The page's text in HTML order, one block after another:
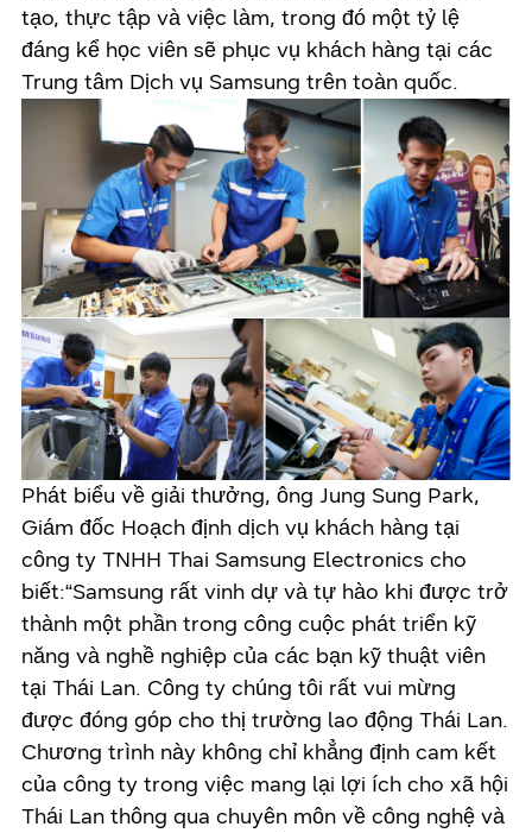
tạo, thực tập và việc làm, trong đó một tỷ lệ
đáng kể học viên sẽ phục vụ khách hàng tại các
Trung tâm Dịch vụ Samsung trên toàn quốc.
Phát biểu về giải thưởng, ông Jung Sung Park,
Giám đốc Hoạch định dịch vụ khách hàng tại
công ty TNHH Thai Samsung Electronics cho
biết:“Samsung rất vinh dự và tự hào khi được trở
thành một phần trong công cuộc phát triển kỹ
năng và nghề nghiệp của các bạn kỹ thuật viên
tại Thái Lan. Công ty chúng tôi rất vui mừng
được đóng góp cho thị trường lao động Thái Lan.
Chương trình này không chỉ khẳng định cam kết
của công ty trong việc mang lại lợi ích cho xã hội
Thái Lan thông qua chuyên môn về công nghệ và